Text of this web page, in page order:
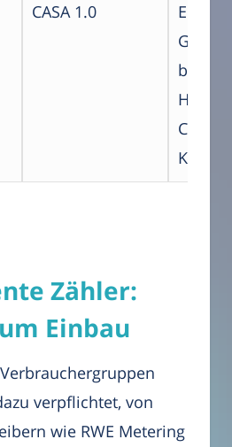
CASA 1.0
EMH
Zähler:
Einbau
verpflichtet, von
wie RWE Metering